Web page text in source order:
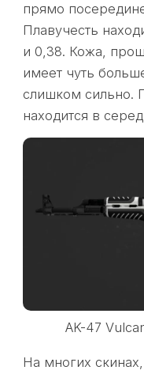
прямо
Плавучесть
и 0,38. Кожа,
имеет чуть
слишком сильно.
находится в
AK-47
На многих